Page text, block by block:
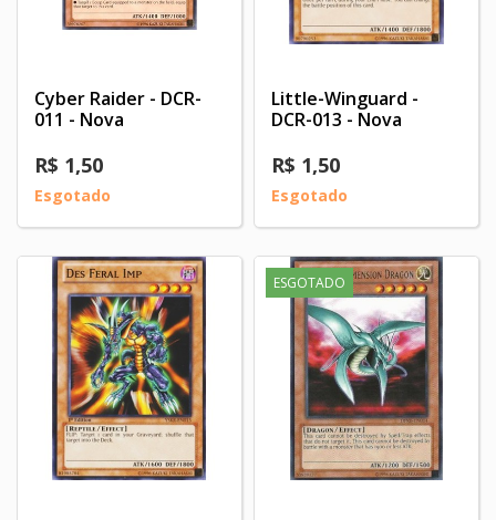
Cyber Raider - DCR-
011 - Nova
R$ 1,50
Esgotado
Little-Winguard -
DCR-013 - Nova
R$ 1,50
Esgotado
ESGOTADO